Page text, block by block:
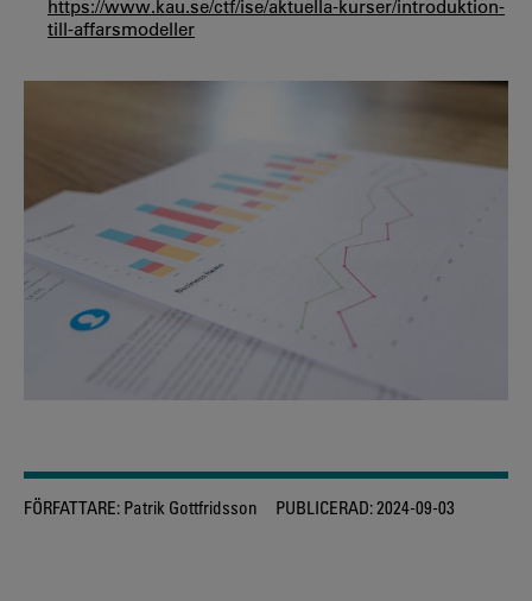
https://www.kau.se/ctf/ise/aktuella-kurser/introduktion-
till-affarsmodeller
FÖRFATTARE: Patrik Gottfridsson PUBLICERAD:2024-09-03